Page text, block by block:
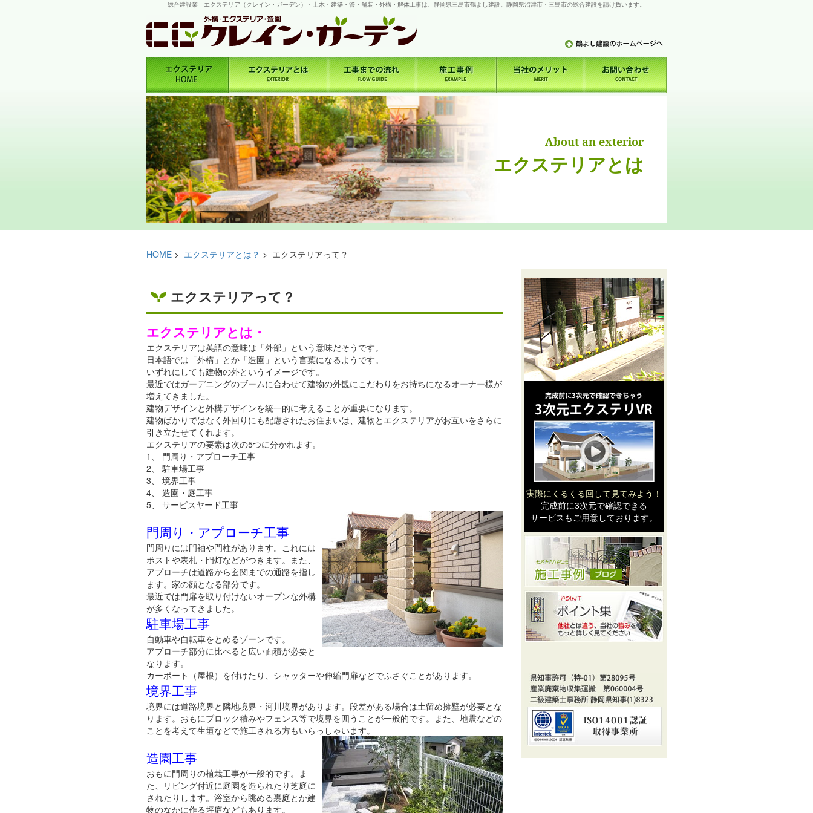
総合建設業 エクステリア（クレイン・ガーデン）・土木・建築・管・舗装・外構・解体工事は、静岡県三島市鶴よし建設。静岡県沼津市・三島市の総合建設を請け負います。
About an exterior
エクステリアとは
HOME > エクステリアとは？ > エクステリアって？
エクステリアって？
エクステリアとは・
エクステリアは英語の意味は「外部」という意味だそうです。
日本語では「外構」とか「造園」という言葉になるようです。
いずれにしても建物の外というイメージです。
最近ではガーデニングのブームに合わせて建物の外観にこだわりをお持ちになるオーナー様が
増えてきました。
建物デザインと外構デザインを統一的に考えることが重要になります。
建物ばかりではなく外回りにも配慮されたお住まいは、建物とエクステリアがお互いをさらに
引き立たせてくれます。
エクステリアの要素は次の5つに分かれます。
1、 門周り・アプローチ工事
2、 駐車場工事
3、 境界工事
4、 造園・庭工事
5、 サービスヤード工事
門周り・アプローチ工事
門周りには門袖や門柱があります。これには
ポストや表札・門灯などがつきます。また、
アプローチは道路から玄関までの通路を指し
ます。家の顔となる部分です。
最近では門扉を取り付けないオープンな外構
が多くなってきました。
駐車場工事
自動車や自転車をとめるゾーンです。
アプローチ部分に比べると広い面積が必要と
なります。
カーポート（屋根）を付けたり、シャッターや伸縮門扉などでふさぐことがあります。
境界工事
境界には道路境界と隣地境界・河川境界があります。段差がある場合は土留め擁壁が必要とな
ります。おもにブロック積みやフェンス等で境界を囲うことが一般的です。また、地震などの
ことを考えて生垣などで施工される方もいらっしゃいます。
造園工事
おもに門周りの植栽工事が一般的です。ま
た、リビング付近に庭園を造られたり芝庭に
されたりします。浴室から眺める裏庭とか建
物のなかに作る坪庭などもあります。
実際にくるくる回して見てみよう！
完成前に3次元で確認できる
サービスもご用意しております。